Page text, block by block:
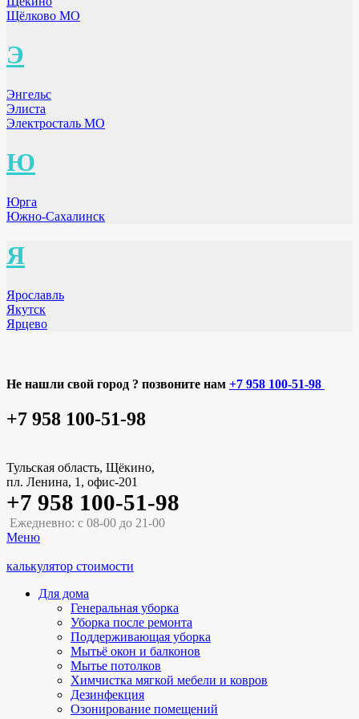
Щёлково МО
Э
Энгельс
Элиста
Электросталь МО
Ю
Юрга
Южно-Сахалинск
Я
Ярославль
Якутск
Ярцево
Не нашли свой город ? позвоните нам +7 958 100-51-98
+7 958 100-51-98
Тульская область, Щёкино,
пл. Ленина, 1, офис-201
+7 958 100-51-98
Ежедневно: с 08-00 до 21-00
Меню
калькулятор стоимости
Для дома
Генеральная уборка
Уборка после ремонта
Поддерживающая уборка
Мытьё окон и балконов
Мытье потолков
Химчистка мягкой мебели и ковров
Дезинфекция
Озонирование помещений